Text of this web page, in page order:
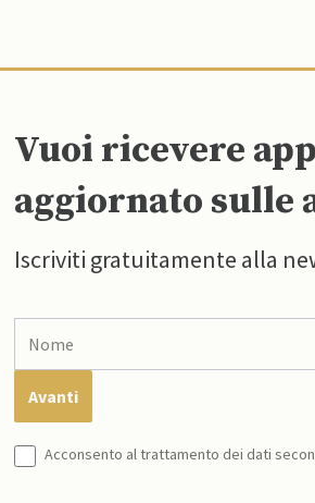
Vuoi ricevere
aggiornato sulle
Iscriviti gratuitamente alla
Acconsento al trattamento dei dati